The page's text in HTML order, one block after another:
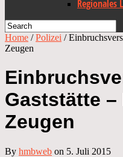
Regionales
Home /Polizei /
Zeugen
Gaststätte
Zeugen
By hmbweb on 5. Juli 2015